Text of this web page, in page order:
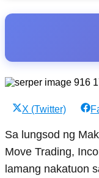
Share
X (Twitter)
Sa lungsod ng
Move Trading,
lamang nakatuon